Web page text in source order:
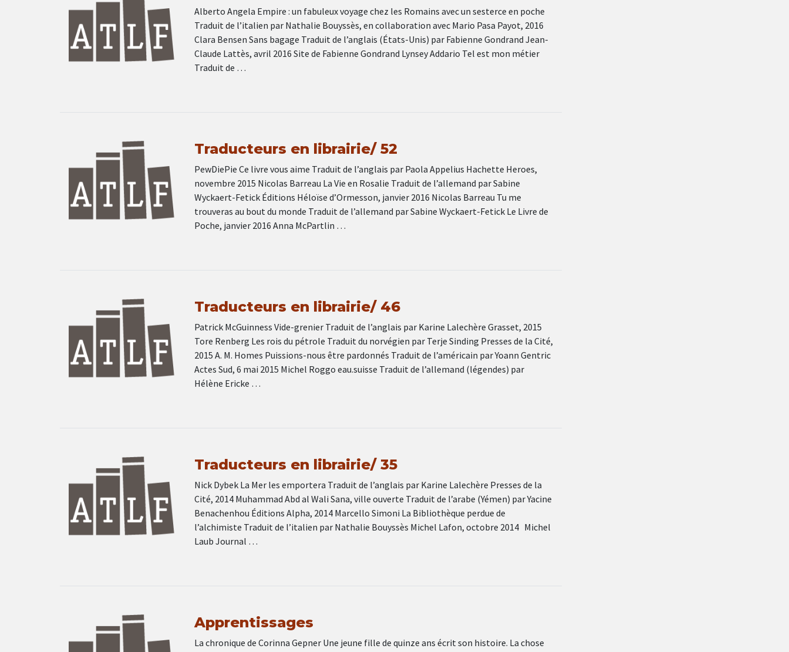
Alberto Angela Empire : un fabuleux voyage chez les Romains avec un sesterce en poche
Traduit de l’italien par Nathalie Bouyssès, en collaboration avec Mario Pasa Payot, 2016
Clara Bensen Sans bagage Traduit de l’anglais (États-Unis) par Fabienne Gondrand Jean-
Claude Lattès, avril 2016 Site de Fabienne Gondrand Lynsey Addario Tel est mon métier
Traduit de …
Traducteurs en librairie/ 52
PewDiePie Ce livre vous aime Traduit de l’anglais par Paola Appelius Hachette Heroes,
novembre 2015 Nicolas Barreau La Vie en Rosalie Traduit de l’allemand par Sabine
Wyckaert-Fetick Éditions Héloïse d’Ormesson, janvier 2016 Nicolas Barreau Tu me
trouveras au bout du monde Traduit de l’allemand par Sabine Wyckaert-Fetick Le Livre de
Poche, janvier 2016 Anna McPartlin …
Traducteurs en librairie/ 46
Patrick McGuinness Vide-grenier Traduit de l’anglais par Karine Lalechère Grasset, 2015
Tore Renberg Les rois du pétrole Traduit du norvégien par Terje Sinding Presses de la Cité,
2015 A. M. Homes Puissions-nous être pardonnés Traduit de l’américain par Yoann Gentric
Actes Sud, 6 mai 2015 Michel Roggo eau.suisse Traduit de l’allemand (légendes) par
Hélène Ericke …
Traducteurs en librairie/ 35
Nick Dybek La Mer les emportera Traduit de l’anglais par Karine Lalechère Presses de la
Cité, 2014 Muhammad Abd al Wali Sana, ville ouverte Traduit de l’arabe (Yémen) par Yacine
Benachenhou Éditions Alpha, 2014 Marcello Simoni La Bibliothèque perdue de
l’alchimiste Traduit de l’italien par Nathalie Bouyssès Michel Lafon, octobre 2014 Michel
Laub Journal …
Apprentissages
La chronique de Corinna Gepner Une jeune fille de quinze ans écrit son histoire. La chose